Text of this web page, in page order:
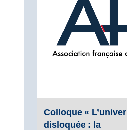
Colloque «
disloquée : la